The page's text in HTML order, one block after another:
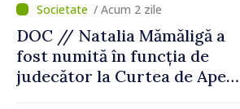
/ Acum 2 zile
DOC // Natalia Mămăligă a
fost numită în funcția de
judecător la Curtea de Apel